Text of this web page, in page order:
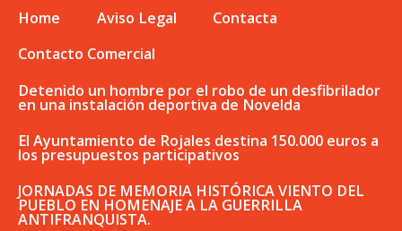
Home Aviso Legal
Contacta
Contacto Comercial
Detenido un hombre por el robo de un desfibrilador
en una instalación deportiva de Novelda
El Ayuntamiento de Rojales destina 150.000 euros a
los presupuestos participativos
JORNADAS DE MEMORIA HISTÓRICA VIENTO DEL
PUEBLO EN HOMENAJE A LA GUERRILLA
ANTIFRANQUISTA.